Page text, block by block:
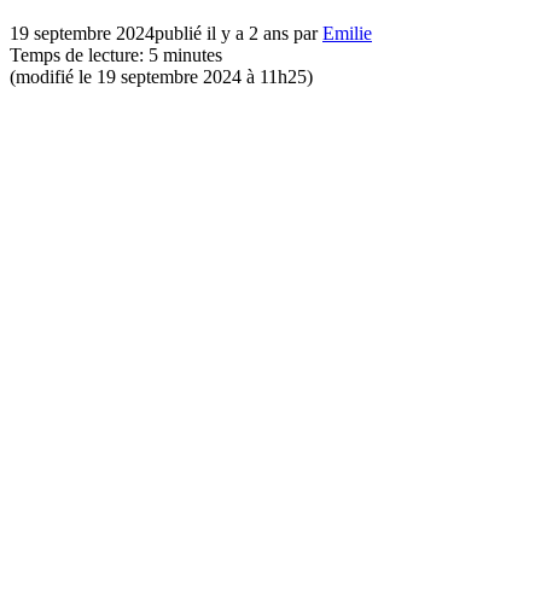
19 septembre 2024publié il y a 2 ans parEmilie
Temps de lecture: 5 minutes
(modifié le 19 septembre 2024 à 11h25)